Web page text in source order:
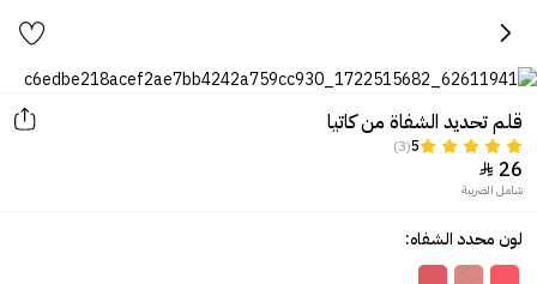
قلم تحديد الشفاة من كاتيا
5
(3)
26

شامل الضريبة
لون محدد الشفاه: